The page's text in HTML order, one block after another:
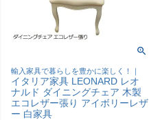
輸入家具で暮らしを豊かに楽しく！｜
イタリア家具 LEONARD レオ
ナルド ダイニングチェア 木製
エコレザー張り アイボリーレザ
ー 白家具